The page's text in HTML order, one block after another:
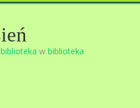
biblioteka w biblioteka